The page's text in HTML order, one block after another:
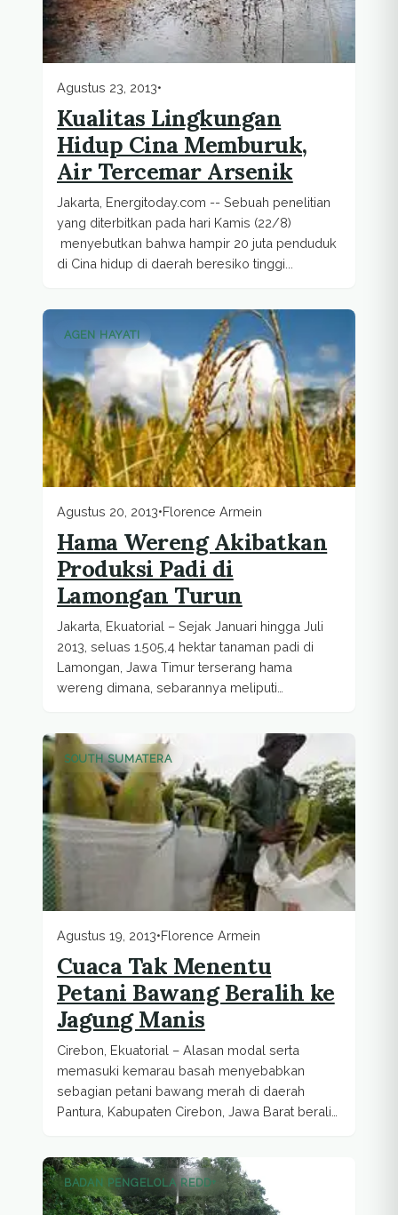
Agustus 23, 2013•
Kualitas Lingkungan
Hidup Cina Memburuk,
Air Tercemar Arsenik
Jakarta, Energitoday.com -- Sebuah penelitian
yang diterbitkan pada hari Kamis (22/8)
menyebutkan bahwa hampir 20 juta penduduk
di Cina hidup di daerah beresiko tinggi...
AGEN HAYATI
Agustus 20, 2013•Florence Armein
Hama Wereng Akibatkan
Produksi Padi di
Lamongan Turun
Jakarta, Ekuatorial – Sejak Januari hingga Juli
2013, seluas 1.505,4 hektar tanaman padi di
Lamongan, Jawa Timur terserang hama
wereng dimana, sebarannya meliputi
SOUTH SUMATERA
Agustus 19, 2013•Florence Armein
Cuaca Tak Menentu
Petani Bawang Beralih ke
Jagung Manis
Cirebon, Ekuatorial – Alasan modal serta
memasuki kemarau basah menyebabkan
sebagian petani bawang merah di daerah
Pantura, Kabupaten Cirebon, Jawa Barat beralih
BADAN PENGELOLA REDD+